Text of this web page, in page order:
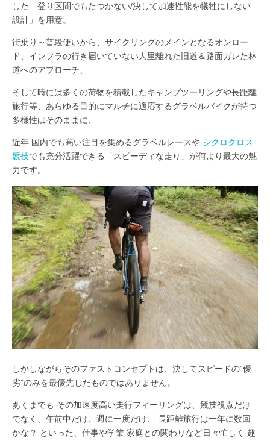
した「登り区間でもたつかない/決して加速性能を犠牲にしない
設計」を用意。
街乗り～普段使いから、サイクリングのメインとなるオンロー
ド、インフラの行き届いていない人里離れた旧道＆路面ガレた林
道へのアプローチ、
そして時には多くの荷物を積載したキャンプツーリングや長距離
旅行等、あらゆる目的にマルチに適応するグラベルバイクが持つ
多様性はそのままに、
近年 国内でも高い注目を集めるグラベルレースや シクロクロス
競技でも充分活躍できる「スピーディな走り」が何より最大の魅
力です。
しかしながらそのファストコンセプトは、決してスピードの”優
劣”のみを最優先したものではありません。
あくまでも その加速度高い走行フィーリングは、競技視点だけ
でなく、午前中だけ、週に一度だけ、 長距離旅行は一年に数回
かな？ といった、仕事や学業 家庭との関わりなど日々忙しく 趣